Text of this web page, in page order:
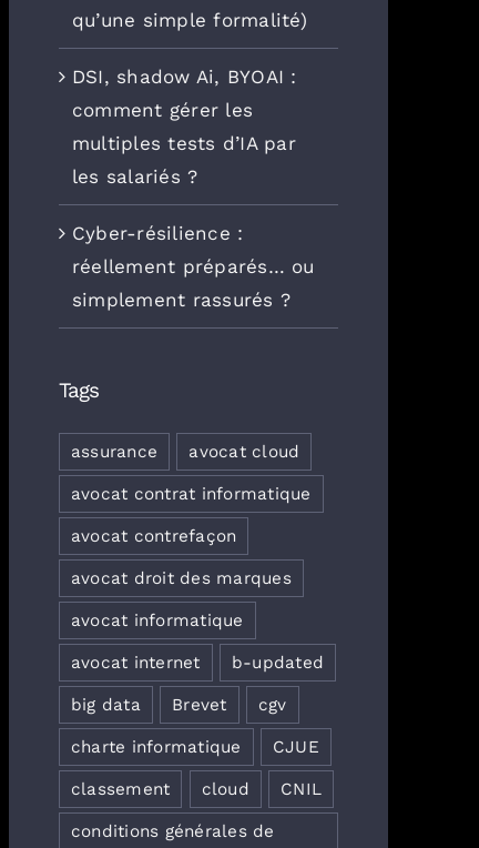
qu’une simple formalité)
DSI, shadow Ai, BYOAI :
comment gérer les
multiples tests d’IA par
les salariés ?
Cyber-résilience :
réellement préparés… ou
simplement rassurés ?
Tags
assurance avocat cloud
avocat contrat informatique
avocat contrefaçon
avocat droit des marques
avocat informatique
avocat internet b-updated
big data Brevet cgv
charte informatique CJUE
classement cloud CNIL
conditions générales de